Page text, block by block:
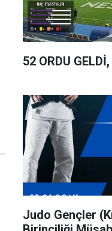
52 ORDU
Judo Gençler (Kız–Erkek) Türkiye